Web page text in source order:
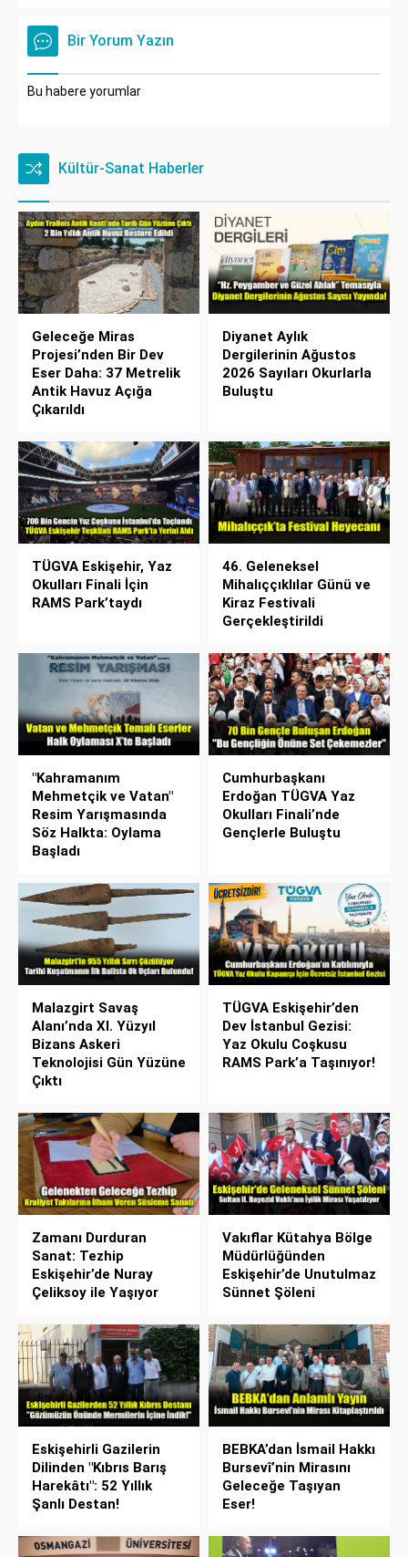
Bir Yorum Yazın
Bu habere yorumlar
Kültür-Sanat Haberler
Geleceğe Miras
Projesi’nden Bir Dev
Eser Daha: 37 Metrelik
Antik Havuz Açığa
Çıkarıldı
Diyanet Aylık
Dergilerinin Ağustos
2026 Sayıları Okurlarla
Buluştu
TÜGVA Eskişehir, Yaz
Okulları Finali İçin
RAMS Park’taydı
46. Geleneksel
Mihalıççıklılar Günü ve
Kiraz Festivali
Gerçekleştirildi
"Kahramanım
Mehmetçik ve Vatan"
Resim Yarışmasında
Söz Halkta: Oylama
Başladı
Cumhurbaşkanı
Erdoğan TÜGVA Yaz
Okulları Finali’nde
Gençlerle Buluştu
Malazgirt Savaş
Alanı’nda XI. Yüzyıl
Bizans Askeri
Teknolojisi Gün Yüzüne
Çıktı
TÜGVA Eskişehir’den
Dev İstanbul Gezisi:
Yaz Okulu Coşkusu
RAMS Park’a Taşınıyor!
Zamanı Durduran
Sanat: Tezhip
Eskişehir’de Nuray
Çeliksoy ile Yaşıyor
Vakıflar Kütahya Bölge
Müdürlüğünden
Eskişehir’de Unutulmaz
Sünnet Şöleni
Eskişehirli Gazilerin
Dilinden "Kıbrıs Barış
Harekâtı": 52 Yıllık
Şanlı Destan!
BEBKA’dan İsmail Hakkı
Bursevî’nin Mirasını
Geleceğe Taşıyan
Eser!